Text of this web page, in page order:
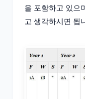
을 포함하고 있으
고 생각하시면 됩